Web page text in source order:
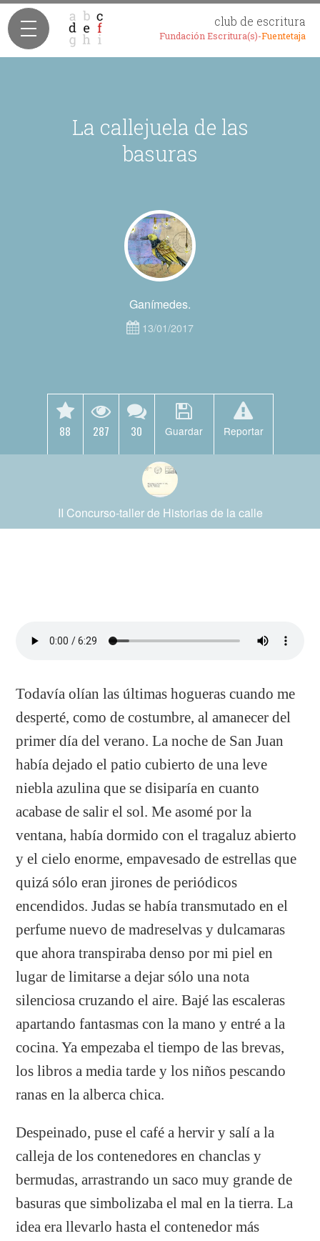
club de escritura
Fundación Escritura(s)-Fuentetaja
La callejuela de las
basuras
Ganímedes.
13/01/2017
88 287 30 Guardar Reportar
II Concurso-taller de Historias de la calle
Todavía olían las últimas hogueras cuando me
desperté, como de costumbre, al amanecer del
primer día del verano. La noche de San Juan
había dejado el patio cubierto de una leve
niebla azulina que se disiparía en cuanto
acabase de salir el sol. Me asomé por la
ventana, había dormido con el tragaluz abierto
y el cielo enorme, empavesado de estrellas que
quizá sólo eran jirones de periódicos
encendidos. Judas se había transmutado en el
perfume nuevo de madreselvas y dulcamaras
que ahora transpiraba denso por mi piel en
lugar de limitarse a dejar sólo una nota
silenciosa cruzando el aire. Bajé las escaleras
apartando fantasmas con la mano y entré a la
cocina. Ya empezaba el tiempo de las brevas,
los libros a media tarde y los niños pescando
ranas en la alberca chica.
Despeinado, puse el café a hervir y salí a la
calleja de los contenedores en chanclas y
bermudas, arrastrando un saco muy grande de
basuras que simbolizaba el mal en la tierra. La
idea era llevarlo hasta el contenedor más